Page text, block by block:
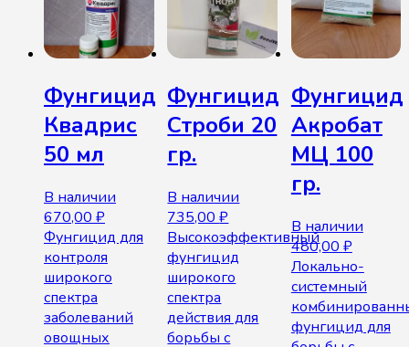
Фунгицид
Квадрис
50 мл
В наличии
670,00 ₽
Фунгицид для
контроля
широкого
спектра
заболеваний
овощных
Фунгицид
Строби 20
гр.
В наличии
735,00₽
Высокоэффективный
фунгицид
широкого
спектра
действия для
борьбы с
Фунгицид
Акробат
МЦ 100
гр.
В наличии
480,00 ₽
Локально-
системный
фунгицид для